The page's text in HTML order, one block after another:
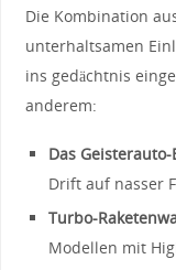
Die Kombination
unterhaltsamen
ins gedächtnis
anderem:
Das
Drift auf nasser
Turbo-
Modellen ⁣mit